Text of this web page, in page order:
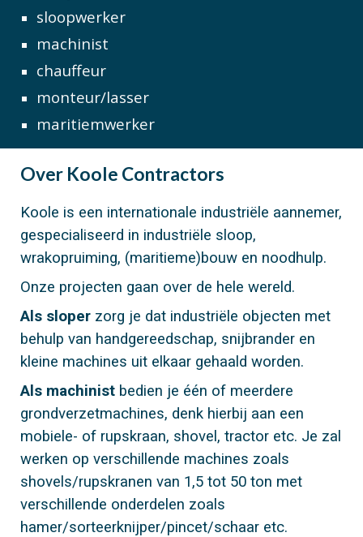
sloopwerker
machinist
chauffeur
monteur/lasser
maritiemwerker
Over Koole Contractors
Koole is een internationale industriële aannemer,
gespecialiseerd in industriële sloop,
wrakopruiming, (maritieme)bouw en noodhulp.
Onze projecten gaan over de hele wereld.
Als sloper zorg je dat industriële objecten met
behulp van handgereedschap, snijbrander en
kleine machines uit elkaar gehaald worden.
Als machinist bedien je één of meerdere
grondverzetmachines, denk hierbij aan een
mobiele- of rupskraan, shovel, tractor etc. Je zal
werken op verschillende machines zoals
shovels/rupskranen van 1,5 tot 50 ton met
verschillende onderdelen zoals
hamer/sorteerknijper/pincet/schaar etc.